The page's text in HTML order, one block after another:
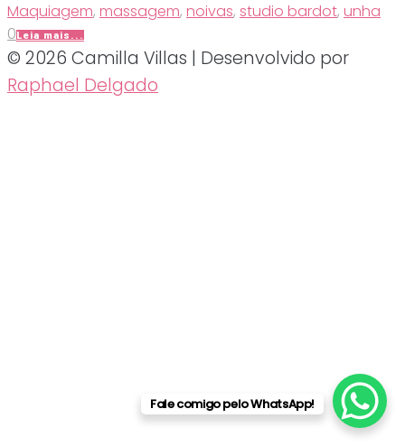
Maquiagem, massagem, noivas, studio bardot, unha
0Leia mais...
© 2026 Camilla Villas | Desenvolvido por
Raphael Delgado
Fale comigo pelo WhatsApp!